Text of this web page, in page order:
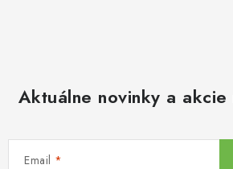
Aktuálne novinky a akcie
Email